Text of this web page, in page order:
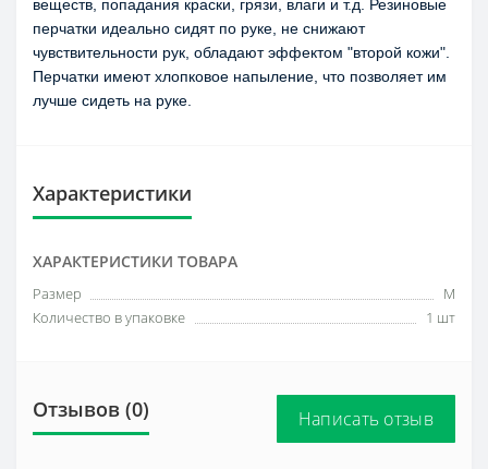
веществ, попадания краски, грязи, влаги и т.д. Резиновые
перчатки идеально сидят по руке, не снижают
чувствительности рук, обладают эффектом "второй кожи".
Перчатки имеют хлопковое напыление, что позволяет им
лучше сидеть на руке.
Характеристики
ХАРАКТЕРИСТИКИ ТОВАРА
Размер
М
Количество в упаковке
1 шт
Отзывов (0) Написать отзыв